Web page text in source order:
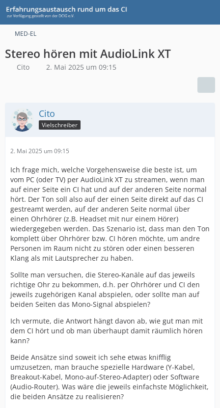
MED-EL
Stereo hören mit AudioLink XT
Cito 2. Mai 2025 um 09:15
Cito
Vielschreiber
2. Mai 2025 um 09:15
Ich frage mich, welche Vorgehensweise die beste ist, um
vom PC (oder TV) per AudioLink XT zu streamen, wenn man
auf einer Seite ein CI hat und auf der anderen Seite normal
hört. Der Ton soll also auf der einen Seite direkt auf das CI
gestreamt werden, auf der anderen Seite normal über
einen Ohrhörer (z.B. Headset mit nur einem Hörer)
wiedergegeben werden. Das Szenario ist, dass man den Ton
komplett über Ohrhörer bzw. CI hören möchte, um andre
Personen im Raum nicht zu stören oder einen besseren
Klang als mit Lautsprecher zu haben.
Sollte man versuchen, die Stereo-Kanäle auf das jeweils
richtige Ohr zu bekommen, d.h. per Ohrhörer und CI den
jeweils zugehörigen Kanal abspielen, oder sollte man auf
beiden Seiten das Mono-Signal abspielen?
Ich vermute, die Antwort hängt davon ab, wie gut man mit
dem CI hört und ob man überhaupt damit räumlich hören
kann?
Beide Ansätze sind soweit ich sehe etwas knifflig
umzusetzen, man brauche spezielle Hardware (Y-Kabel,
Breakout-Kabel, Mono-auf-Stereo-Adapter) oder Software
(Audio-Router). Was wäre die jeweils einfachste Möglichkeit,
die beiden Ansätze zu realisieren?